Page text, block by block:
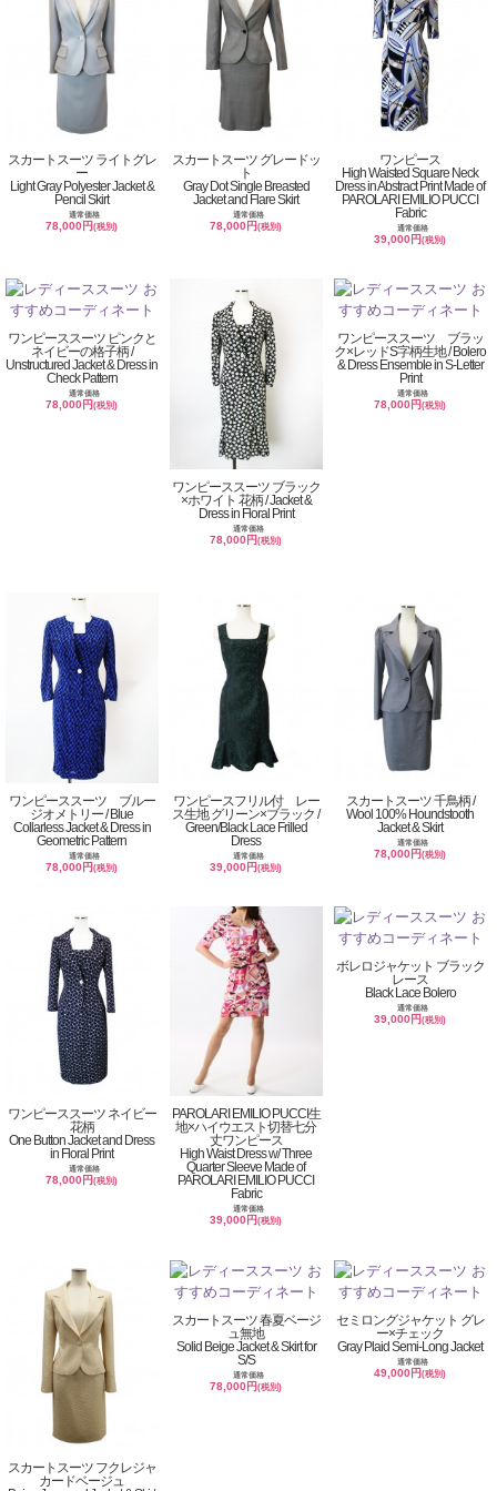
スカートスーツ ライトグレ
ー
Light Gray Polyester Jacket &
Pencil Skirt
通常価格
78,000円(税別)
スカートスーツ グレードッ
ト
Gray Dot Single Breasted
Jacket and Flare Skirt
通常価格
78,000円(税別)
ワンピース
High Waisted Square Neck
Dress in Abstract Print Made of
PAROLARI EMILIO PUCCI
Fabric
通常価格
39,000円(税別)
ワンピーススーツ ピンクと
ネイビーの格子柄 /
Unstructured Jacket & Dress in
Check Pattern
通常価格
78,000円(税別)
ワンピーススーツ ブラック
×ホワイト 花柄 / Jacket &
Dress in Floral Print
通常価格
78,000円(税別)
ワンピーススーツ ブラッ
ク×レッドS字柄生地 / Bolero
& Dress Ensemble in S-Letter
Print
通常価格
78,000円(税別)
ワンピーススーツ ブルー
ジオメトリー / Blue
Collarless Jacket & Dress in
Geometric Pattern
通常価格
78,000円(税別)
ワンピースフリル付 レー
ス生地 グリーン×ブラック /
Green/Black Lace Frilled
Dress
通常価格
39,000円(税別)
スカートスーツ 千鳥柄 /
Wool 100% Houndstooth
Jacket & Skirt
通常価格
78,000円(税別)
ワンピーススーツ ネイビー
花柄
One Button Jacket and Dress
in Floral Print
通常価格
78,000円(税別)
PAROLARI EMILIO PUCCI生
地×ハイウエスト切替七分
丈ワンピース
High Waist Dress w/ Three
Quarter Sleeve Made of
PAROLARI EMILIO PUCCI
Fabric
通常価格
39,000円(税別)
ボレロジャケット ブラック
レース
Black Lace Bolero
通常価格
39,000円(税別)
スカートスーツ フクレジャ
カードベージュ
スカートスーツ 春夏ベージ
ュ無地
Solid Beige Jacket & Skirt for
S/S
通常価格
78,000円(税別)
セミロングジャケット グレ
ー×チェック
Gray Plaid Semi-Long Jacket
通常価格
49,000円(税別)